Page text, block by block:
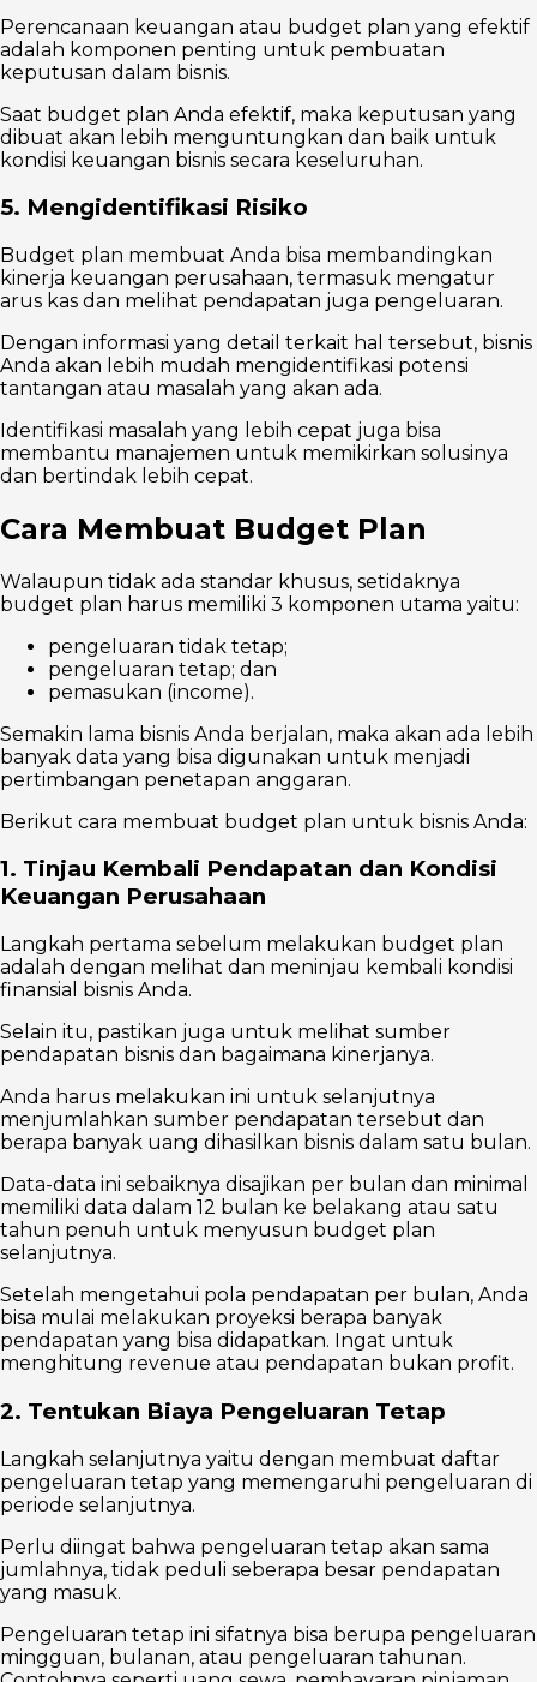
Perencanaan keuangan atau budget plan yang efektif
adalah komponen penting untuk pembuatan
keputusan dalam bisnis.
Saat budget plan Anda efektif, maka keputusan yang
dibuat akan lebih menguntungkan dan baik untuk
kondisi keuangan bisnis secara keseluruhan.
5. Mengidentifikasi Risiko
Budget plan membuat Anda bisa membandingkan
kinerja keuangan perusahaan, termasuk mengatur
arus kas dan melihat pendapatan juga pengeluaran.
Dengan informasi yang detail terkait hal tersebut, bisnis
Anda akan lebih mudah mengidentifikasi potensi
tantangan atau masalah yang akan ada.
Identifikasi masalah yang lebih cepat juga bisa
membantu manajemen untuk memikirkan solusinya
dan bertindak lebih cepat.
Cara Membuat Budget Plan
Walaupun tidak ada standar khusus, setidaknya
budget plan harus memiliki 3 komponen utama yaitu:
pengeluaran tidak tetap;
pengeluaran tetap; dan
pemasukan (income).
Semakin lama bisnis Anda berjalan, maka akan ada lebih
banyak data yang bisa digunakan untuk menjadi
pertimbangan penetapan anggaran.
Berikut cara membuat budget plan untuk bisnis Anda:
1. Tinjau Kembali Pendapatan dan Kondisi
Keuangan Perusahaan
Langkah pertama sebelum melakukan budget plan
adalah dengan melihat dan meninjau kembali kondisi
finansial bisnis Anda.
Selain itu, pastikan juga untuk melihat sumber
pendapatan bisnis dan bagaimana kinerjanya.
Anda harus melakukan ini untuk selanjutnya
menjumlahkan sumber pendapatan tersebut dan
berapa banyak uang dihasilkan bisnis dalam satu bulan.
Data-data ini sebaiknya disajikan per bulan dan minimal
memiliki data dalam 12 bulan ke belakang atau satu
tahun penuh untuk menyusun budget plan
selanjutnya.
Setelah mengetahui pola pendapatan per bulan, Anda
bisa mulai melakukan proyeksi berapa banyak
pendapatan yang bisa didapatkan. Ingat untuk
menghitung revenue atau pendapatan bukan profit.
2. Tentukan Biaya Pengeluaran Tetap
Langkah selanjutnya yaitu dengan membuat daftar
pengeluaran tetap yang memengaruhi pengeluaran di
periode selanjutnya.
Perlu diingat bahwa pengeluaran tetap akan sama
jumlahnya, tidak peduli seberapa besar pendapatan
yang masuk.
Pengeluaran tetap ini sifatnya bisa berupa pengeluaran
mingguan, bulanan, atau pengeluaran tahunan.